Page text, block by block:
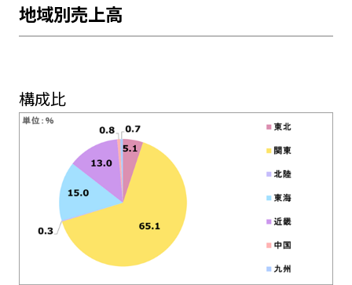
地域別売上高
構成比